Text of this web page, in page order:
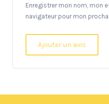
Enregistrer mon nom, mon
navigateur pour mon